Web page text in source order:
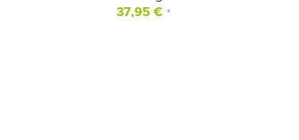
37,95€ *